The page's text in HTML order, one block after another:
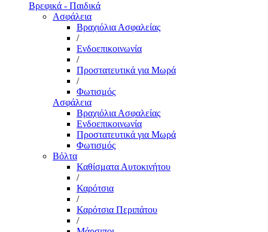
Βρεφικά - Παιδικά
Ασφάλεια
Βραχιόλια Ασφαλείας
/
Ενδοεπικοινωνία
/
Προστατευτικά για Μωρά
/
Φωτισμός
Ασφάλεια
Βραχιόλια Ασφαλείας
Ενδοεπικοινωνία
Προστατευτικά για Μωρά
Φωτισμός
Βόλτα
Καθίσματα Αυτοκινήτου
/
Καρότσια
/
Καρότσια Περιπάτου
/